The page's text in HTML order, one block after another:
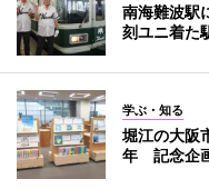
南海難波駅
刻ユニ着た
学ぶ・知る
堀江の大阪
年 記念企